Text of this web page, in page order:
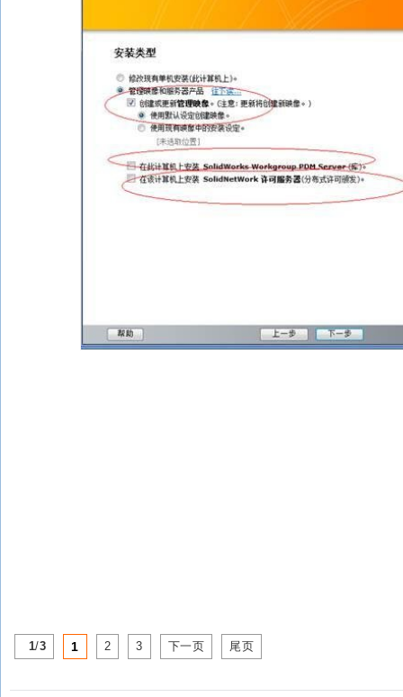
1/3 1 2 3 下一页 尾页